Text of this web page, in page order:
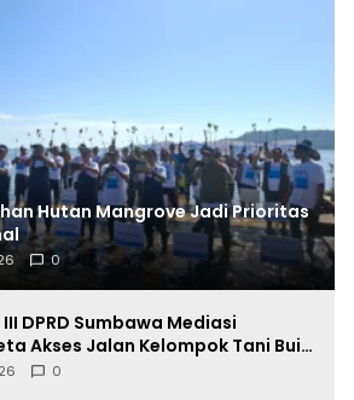
Hutan Mangrove Jadi Prioritas
0
DPRD Sumbawa Mediasi
Akses Jalan Kelompok Tani Buin
0